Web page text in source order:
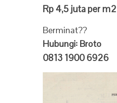
Rp 4,5 juta per m2
Berminat??
Hubungi: Broto
0813 1900 6926